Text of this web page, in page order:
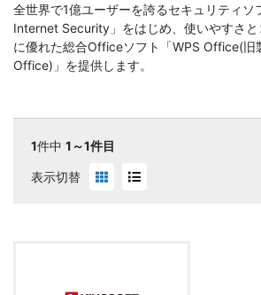
全世界で1億ユーザーを誇るセキュリティソ
Internet Security」をはじめ、使いやすさと
に優れた総合Officeソフト「WPS Office(旧
Office)」を提供します。
1件中 1～1件目
表示切替